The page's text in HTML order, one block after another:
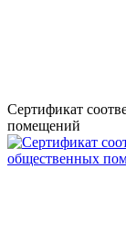
Сертификат
помещений